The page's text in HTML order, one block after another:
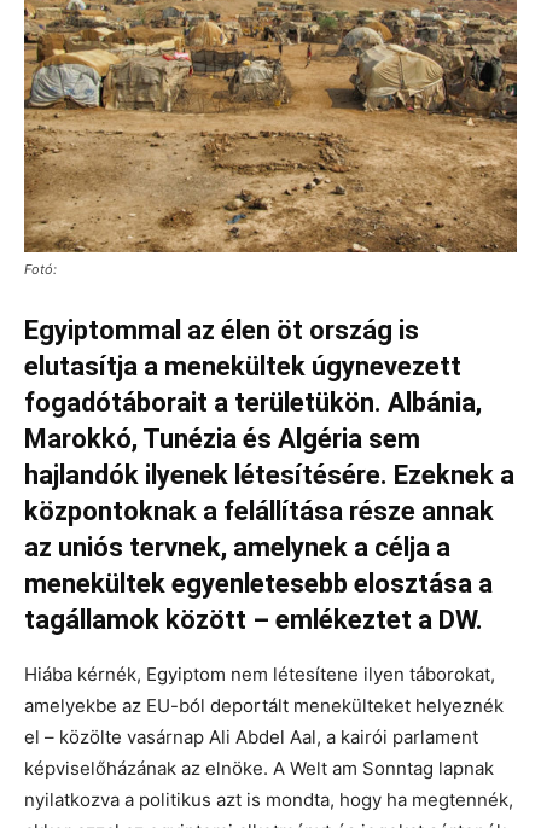
Fotó:
Egyiptommal az élen öt ország is
elutasítja a menekültek úgynevezett
fogadótáborait a területükön. Albánia,
Marokkó, Tunézia és Algéria sem
hajlandók ilyenek létesítésére. Ezeknek a
központoknak a felállítása része annak
az uniós tervnek, amelynek a célja a
menekültek egyenletesebb elosztása a
tagállamok között – emlékeztet a DW.
Hiába kérnék, Egyiptom nem létesítene ilyen táborokat,
amelyekbe az EU-ból deportált menekülteket helyeznék
el – közölte vasárnap Ali Abdel Aal, a kairói parlament
képviselőházának az elnöke. A Welt am Sonntag lapnak
nyilatkozva a politikus azt is mondta, hogy ha megtennék,